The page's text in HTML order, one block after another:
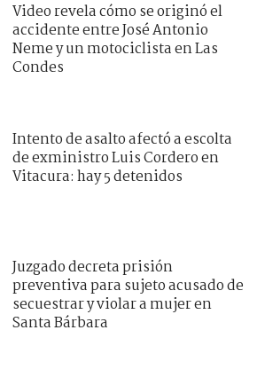
Video revela cómo se originó el
accidente entre José Antonio
Neme y un motociclista en Las
Condes
Intento de asalto afectó a escolta
de exministro Luis Cordero en
Vitacura: hay 5 detenidos
Juzgado decreta prisión
preventiva para sujeto acusado de
secuestrar y violar a mujer en
Santa Bárbara